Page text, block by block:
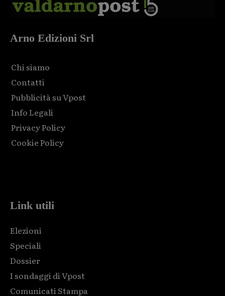
Arno Edizioni Srl
Chi siamo
Contatti
Pubblicità su Vpost
Info Legali
Privacy Policy
Cookie Policy
Link utili
Elezioni
Speciali
Dossier
I sondaggi di Vpost
Comunicati Stampa